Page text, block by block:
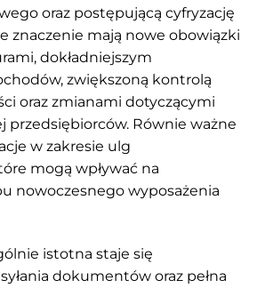
oraz postępującą cyfryzację
znaczenie mają nowe obowiązki
dokładniejszym
zwiększoną kontrolą
oraz zmianami dotyczącymi
przedsiębiorców. Równie ważne
w zakresie ulg
mogą wpływać na
nowoczesnego wyposażenia
istotna staje się
dokumentów oraz pełna